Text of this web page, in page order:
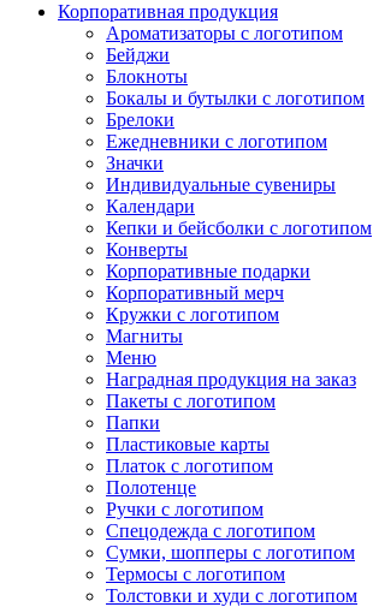
Корпоративная продукция
Ароматизаторы с логотипом
Бейджи
Блокноты
Бокалы и бутылки с логотипом
Брелоки
Ежедневники с логотипом
Значки
Индивидуальные сувениры
Календари
Кепки и бейсболки с логотипом
Конверты
Корпоративные подарки
Корпоративный мерч
Кружки с логотипом
Магниты
Меню
Наградная продукция на заказ
Пакеты с логотипом
Папки
Пластиковые карты
Платок с логотипом
Полотенце
Ручки с логотипом
Спецодежда с логотипом
Сумки, шопперы с логотипом
Термосы с логотипом
Толстовки и худи с логотипом